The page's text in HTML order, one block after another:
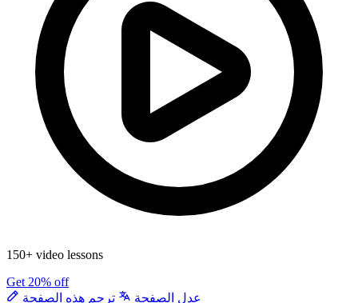
150+ video lessons
Get 20% off
عدل الصفحة
ترجم هذه الصفحة